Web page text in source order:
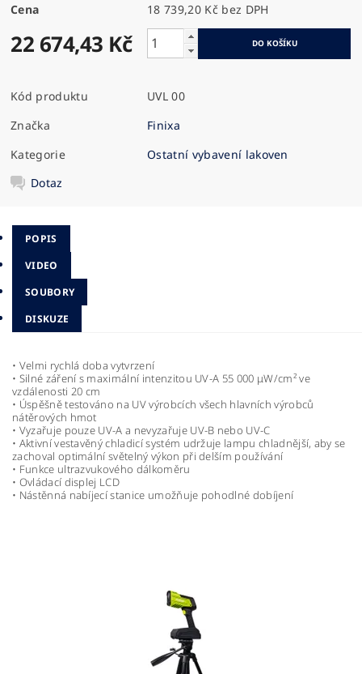
Cena 18 739,20 Kč bez DPH
22 674,43 Kč
Kód produktu
UVL 00
Značka
Finixa
Kategorie
Ostatní vybavení lakoven
Dotaz
POPIS
VIDEO
SOUBORY
DISKUZE
• Velmi rychlá doba vytvrzení
• Silné záření s maximální intenzitou UV-A 55 000 μW/cm² ve
vzdálenosti 20 cm
• Úspěšně testováno na UV výrobcích všech hlavních výrobců
nátěrových hmot
• Vyzařuje pouze UV-A a nevyzařuje UV-B nebo UV-C
• Aktivní vestavěný chladicí systém udržuje lampu chladnější, aby se
zachoval optimální světelný výkon při delším používání
• Funkce ultrazvukového dálkoměru
• Ovládací displej LCD
• Nástěnná nabíjecí stanice umožňuje pohodlné dobíjení